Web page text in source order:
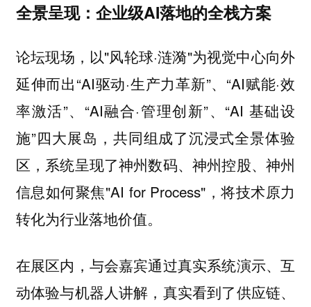
全景呈现：企业级AI落地的全栈方案
论坛现场，以"风轮球·涟漪"为视觉中心向外
延伸而出“AI驱动·生产力革新”、“AI赋能·效
率激活”、“AI融合·管理创新”、“AI 基础设
施”四大展岛，共同组成了沉浸式全景体验
区，系统呈现了神州数码、神州控股、神州
信息如何聚焦"AI for Process"，将技术原力
转化为行业落地价值。
在展区内，与会嘉宾通过真实系统演示、互
动体验与机器人讲解，真实看到了供应链、